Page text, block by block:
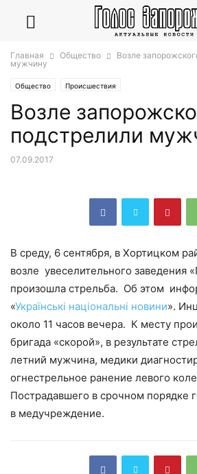
Главная Общество
Возле
мужчину
Общество Происшествия
Возле
подстрелили
07.09.2017
В среду, 6 сентября, в Хортицком
возле увеселительного заведения
произошла стрельба. Об этом
«Українські національні новини».
около 11 часов вечера. К месту
бригада «скорой», в результате
летний мужчина, медики
огнестрельное ранение левого
Пострадавшего в срочном порядке
в медучреждение.